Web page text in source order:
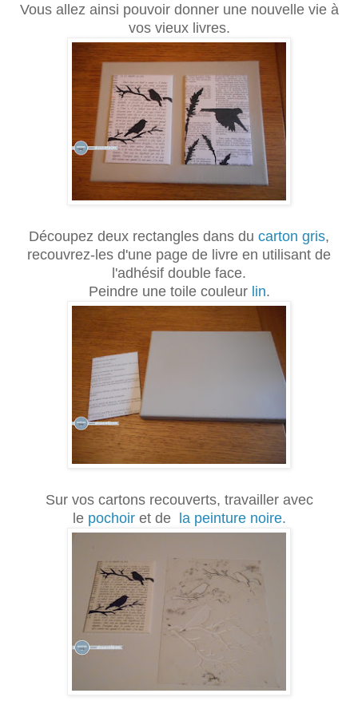
Vous allez ainsi pouvoir donner une nouvelle vie à
vos vieux livres.
Découpez deux rectangles dans du carton gris,
recouvrez-les d'une page de livre en utilisant de
l'adhésif double face.
Peindre une toile couleur lin.
Sur vos cartons recouverts, travailler avec
le pochoiret de la peinture noire.